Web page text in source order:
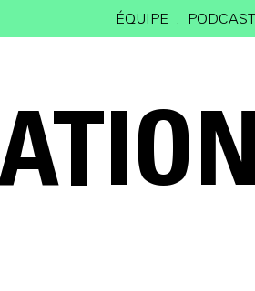
ÉQUIPE PODCAST